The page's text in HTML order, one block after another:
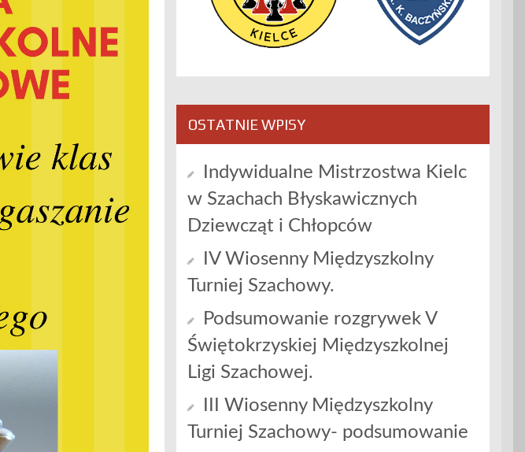
OSTATNIE WPISY
Indywidualne Mistrzostwa Kielc
w Szachach Błyskawicznych
Dziewcząt i Chłopców
IV Wiosenny Międzyszkolny
Turniej Szachowy.
Podsumowanie rozgrywek V
Świętokrzyskiej Międzyszkolnej
Ligi Szachowej.
III Wiosenny Międzyszkolny
Turniej Szachowy- podsumowanie